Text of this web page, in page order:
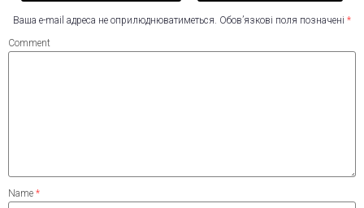
Ваша e-mail адреса не оприлюднюватиметься. Обов’язкові поля позначені *
Comment
Name *